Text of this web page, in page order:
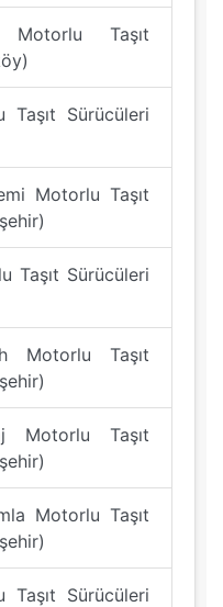
Taşıt
Taşıt Sürücüleri
Motorlu Taşıt
Taşıt Sürücüleri
Motorlu Taşıt
Motorlu Taşıt
Motorlu Taşıt
Sürücüleri